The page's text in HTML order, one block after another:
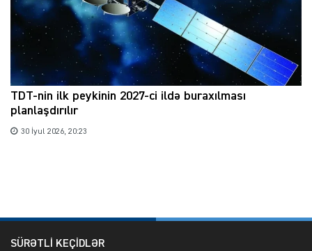
TDT-nin ilk peykinin 2027-ci ildə buraxılması
planlaşdırılır
30 İyul 2026, 20:23
SÜRƏTLİ KEÇİDLƏR